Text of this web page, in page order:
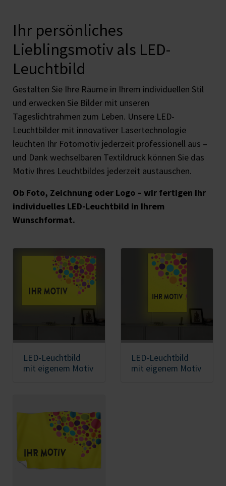
Ihr persönliches
Lieblingsmotiv als LED-
Leuchtbild
Gestalten Sie Ihre Räume in Ihrem individuellen Stil
und erwecken Sie Bilder mit unseren
Tageslichtrahmen zum Leben. Unsere LED-
Leuchtbilder mit innovativer Lasertechnologie
leuchten Ihr Fotomotiv jederzeit professionell aus –
und Dank wechselbaren Textildruck können Sie das
Motiv Ihres Leuchtbildes jederzeit austauschen.
Ob Foto, Zeichnung oder Logo – wir fertigen Ihr
individuelles LED-Leuchtbild in Ihrem
Wunschformat.
LED-Leuchtbild
mit eigenem Motiv
LED-Leuchtbild
mit eigenem Motiv